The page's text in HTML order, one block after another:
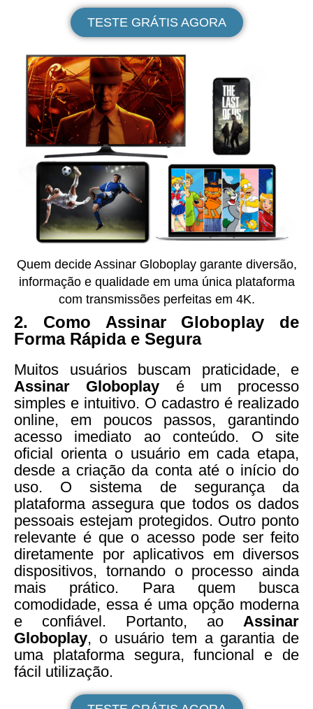
TESTE GRÁTIS AGORA
Quem decide Assinar Globoplay garante diversão,
informação e qualidade em uma única plataforma
com transmissões perfeitas em 4K.
2. Como Assinar Globoplay de
Forma Rápida e Segura
Muitos usuários buscam praticidade, e
Assinar Globoplay é um processo
simples e intuitivo. O cadastro é realizado
online, em poucos passos, garantindo
acesso imediato ao conteúdo. O site
oficial orienta o usuário em cada etapa,
desde a criação da conta até o início do
uso. O sistema de segurança da
plataforma assegura que todos os dados
pessoais estejam protegidos. Outro ponto
relevante é que o acesso pode ser feito
diretamente por aplicativos em diversos
dispositivos, tornando o processo ainda
mais prático. Para quem busca
comodidade, essa é uma opção moderna
e confiável. Portanto, ao Assinar
Globoplay, o usuário tem a garantia de
uma plataforma segura, funcional e de
fácil utilização.